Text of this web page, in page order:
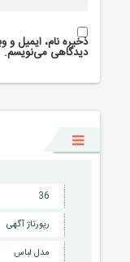
ذخیره نام، ایمیل و
دیدگاهی می‌نویسم.
36
رپورتاژ آگهی
مدل لباس